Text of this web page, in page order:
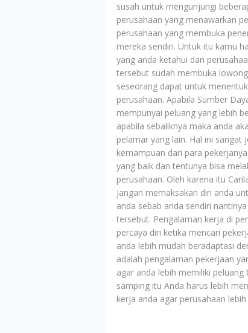
susah untuk mengunjungi
perusahaan yang menawarkan
perusahaan yang membuka
mereka sendiri. Untuk itu kamu
yang anda ketahui dan
tersebut sudah membuka
seseorang dapat untuk
perusahaan. Apabila Sumber
mempunyai peluang yang lebih
apabila sebaliknya maka anda
pelamar yang lain. Hal ini
kemampuan dari para
yang baik dan tentunya bisa
perusahaan. Oleh karena itu
Jangan memaksakan diri anda
anda sebab anda sendiri
tersebut. Pengalaman kerja di
percaya diri ketika mencari
anda lebih mudah beradaptasi
adalah pengalaman pekerjaan
agar anda lebih memiliki
samping itu Anda harus lebih
kerja anda agar perusahaan